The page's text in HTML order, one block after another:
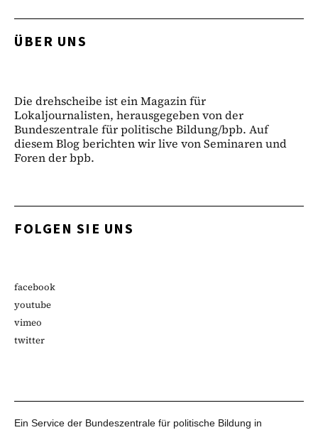
ÜBER UNS
Die drehscheibe ist ein Magazin für
Lokaljournalisten, herausgegeben von der
Bundeszentrale für politische Bildung/bpb. Auf
diesem Blog berichten wir live von Seminaren und
Foren der bpb.
FOLGEN SIE UNS
facebook
youtube
vimeo
twitter
Ein Service der Bundeszentrale für politische Bildung in